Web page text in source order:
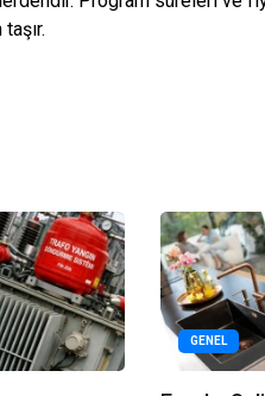
GENEL